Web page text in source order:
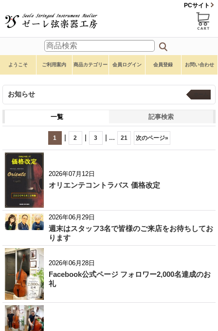
PCサイト
ようこそ ご利用案内 商品カテゴリー 会員ログイン 会員登録 お問い合わせ
お知らせ
一覧 記事検索
1 | 2 | 3 | ... 21 次のページ»
2026年07月12日
オリエンテコントラバス 価格改定
2026年06月29日
週末はスタッフ3名で皆様のご来店をお待ちしてお
ります
2026年06月28日
Facebook公式ページ フォロワー2,000名達成のお
礼